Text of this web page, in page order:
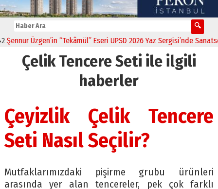
Üzgen’in “Tekâmül” Eseri UPSD 2026 Yaz Sergisi’nde
Çelik Tencere Seti ile ilgili
haberler
Çeyizlik Çelik Tencere
Seti Nasıl Seçilir?
Mutfaklarımızdaki pişirme grubu ürünleri
arasında yer alan tencereler, pek çok farklı